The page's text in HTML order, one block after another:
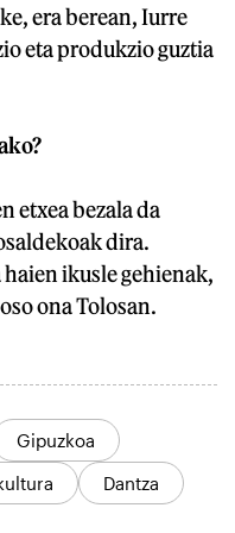
era berean, Iurre
eta produkzio guztia
etxea bezala da
dira.
ikusle gehienak,
ona Tolosan.
Gipuzkoa
Dantza